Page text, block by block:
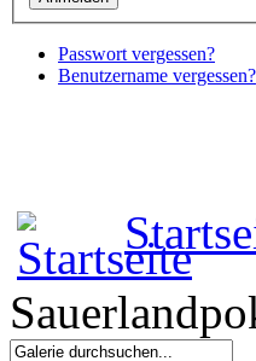
Passwort vergessen?
Benutzername vergessen?